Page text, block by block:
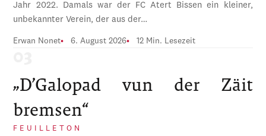
Jahr 2022. Damals war der FC Atert Bissen ein kleiner,
unbekannter Verein, der aus der…
Erwan Nonet 6. August 2026 12 Min. Lesezeit
„D’Galopad vun der Zäit
bremsen“
FEUILLETON